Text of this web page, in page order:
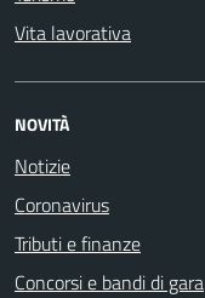
Vita lavorativa
NOVITÀ
Notizie
Coronavirus
Tributi e finanze
Concorsi e bandi di gara